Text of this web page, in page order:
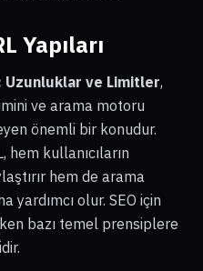
Yapıları
Uzunluklar ve Limitler,
ve arama motoru
önemli bir konudur.
hem kullanıcıların
hem de arama
yardımcı olur. SEO için
bazı temel prensiplere